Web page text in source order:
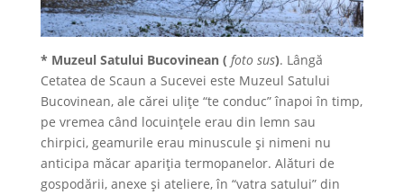
* Muzeul Satului Bucovinean ( foto sus). Lângă
Cetatea de Scaun a Sucevei este Muzeul Satului
Bucovinean, ale cărei uliţe “te conduc” înapoi în timp,
pe vremea când locuinţele erau din lemn sau
chirpici, geamurile erau minuscule şi nimeni nu
anticipa măcar apariţia termopanelor. Alături de
gospodării, anexe şi ateliere, în “vatra satului” din